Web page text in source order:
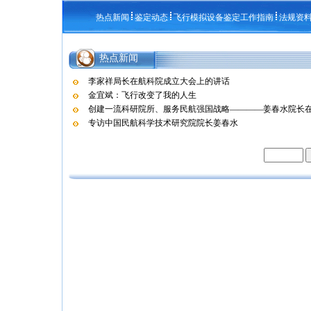
热点新闻 鉴定动态 飞行模拟设备鉴定工作指南 法规资
热点新闻
李家祥局长在航科院成立大会上的讲话
金宜斌：飞行改变了我的人生
创建一流科研院所、服务民航强国战略————姜春水院长
专访中国民航科学技术研究院院长姜春水